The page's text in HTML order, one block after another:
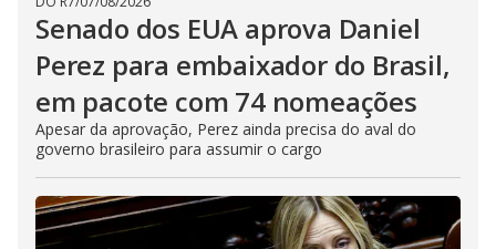
Senado dos EUA aprova Daniel
Perez para embaixador do Brasil,
em pacote com 74 nomeações
Apesar da aprovação, Perez ainda precisa do aval do
governo brasileiro para assumir o cargo